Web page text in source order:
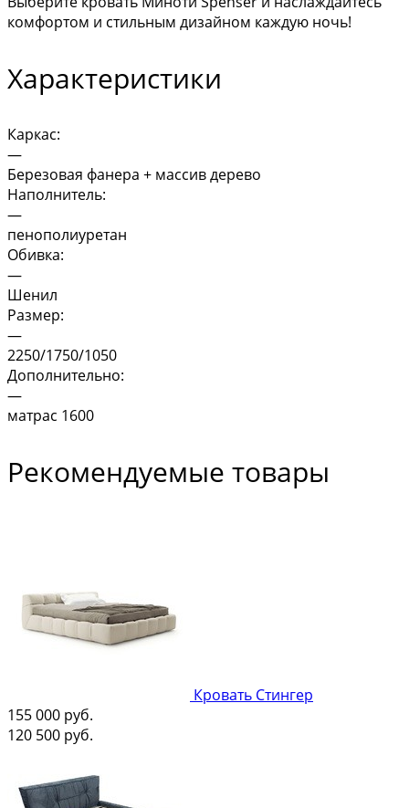
комфортом и стильным дизайном каждую ночь!
Характеристики
Каркас:
—
Березовая фанера + массив дерево
Наполнитель:
—
пенополиуретан
Обивка:
—
Шенил
Размер:
—
2250/1750/1050
Дополнительно:
—
матрас 1600
Рекомендуемые товары
Кровать Стингер
155 000 руб.
120 500 руб.